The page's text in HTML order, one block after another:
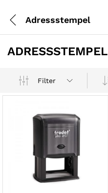
Adressstempel
ADRESSSTEMPEL
Filter